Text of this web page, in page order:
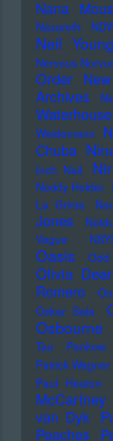
Nana
Nazareth
Neil Young
Nervous
Order
Archives
Waterhouse
Weidemann
Chuba
Inch Nail
Noddy Holder
La Grinta
Jones
Vague
Oasis
Olivia
Romero
Oskar Sala
Osbourne
Tau
Pankow
Patrick Wagner
Paul Heaton
McCartney
van Dyk
Peaches